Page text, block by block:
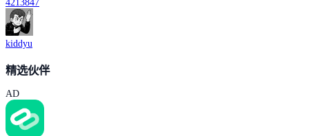
4213847
kiddyu
精选伙伴
AD